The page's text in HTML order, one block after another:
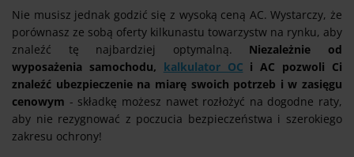
Nie musisz jednak godzić się z wysoką ceną AC. Wystarczy, że
porównasz ze sobą oferty kilkunastu towarzystw na rynku, aby
znaleźć tę najbardziej optymalną. Niezależnie od
wyposażenia samochodu, kalkulator OC i AC pozwoli Ci
znaleźć ubezpieczenie na miarę swoich potrzeb i w zasięgu
cenowym - składkę możesz nawet rozłożyć na dogodne raty,
aby nie rezygnować z poczucia bezpieczeństwa i szerokiego
zakresu ochrony!